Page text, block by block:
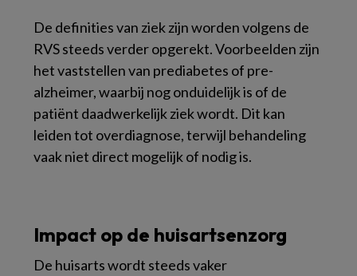
De definities van ziek zijn worden volgens de
RVS steeds verder opgerekt. Voorbeelden zijn
het vaststellen van prediabetes of pre-
alzheimer, waarbij nog onduidelijk is of de
patiënt daadwerkelijk ziek wordt. Dit kan
leiden tot overdiagnose, terwijl behandeling
vaak niet direct mogelijk of nodig is.
Impact op de huisartsenzorg
De huisarts wordt steeds vaker